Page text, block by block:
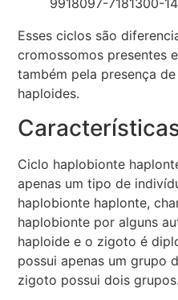
Esses ciclos são
cromossomos presentes
também pela presença
haploides.
Ciclo haplobionte
apenas um tipo de
haplobionte haplonte,
haplobionte por alguns
haploide e o zigoto é
possui apenas um grupo
zigoto possui dois grupos.